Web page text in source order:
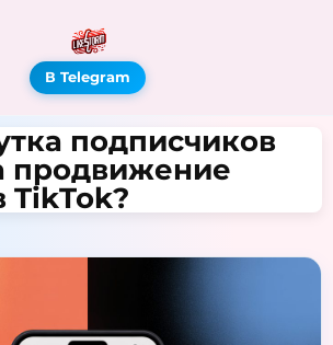
В Telegram
подписчиков
продвижение
TikTok?